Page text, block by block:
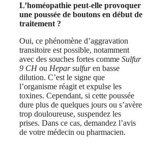
L’homéopathie peut-elle provoquer
une poussée de boutons en début de
traitement ?
Oui, ce phénomène d’aggravation
transitoire est possible, notamment
avec des souches fortes comme Sulfur
9 CHou Hepar sulfuren basse
dilution. C’est le signe que
l’organisme réagit et expulse les
toxines. Cependant, si cette poussée
dure plus de quelques jours ou s’avère
trop douloureuse, suspendez les
prises. Dans ce cas, demandez l’avis
de votre médecin ou pharmacien.